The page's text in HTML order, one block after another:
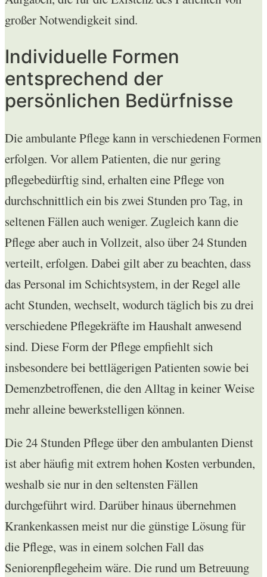
großer Notwendigkeit sind.
Individuelle Formen
entsprechend der
persönlichen Bedürfnisse
Die ambulante Pflege kann in verschiedenen Formen
erfolgen. Vor allem Patienten, die nur gering
pflegebedürftig sind, erhalten eine Pflege von
durchschnittlich ein bis zwei Stunden pro Tag, in
seltenen Fällen auch weniger. Zugleich kann die
Pflege aber auch in Vollzeit, also über 24 Stunden
verteilt, erfolgen. Dabei gilt aber zu beachten, dass
das Personal im Schichtsystem, in der Regel alle
acht Stunden, wechselt, wodurch täglich bis zu drei
verschiedene Pflegekräfte im Haushalt anwesend
sind. Diese Form der Pflege empfiehlt sich
insbesondere bei bettlägerigen Patienten sowie bei
Demenzbetroffenen, die den Alltag in keiner Weise
mehr alleine bewerkstelligen können.
Die 24 Stunden Pflege über den ambulanten Dienst
ist aber häufig mit extrem hohen Kosten verbunden,
weshalb sie nur in den seltensten Fällen
durchgeführt wird. Darüber hinaus übernehmen
Krankenkassen meist nur die günstige Lösung für
die Pflege, was in einem solchen Fall das
Seniorenpflegeheim wäre. Die rund um Betreuung